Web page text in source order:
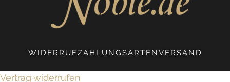
WIDERRUF ZAHLUNGSARTEN VERSAND
Vertrag widerrufen